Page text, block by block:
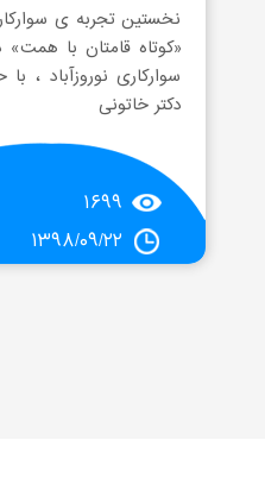
نخستین تجربه ی
«کوتاه قامتان با همت»
سوارکاری نوروزآباد ،
دکتر خاتونی
۱۶۹۹
۱۳۹۸/۰۹/۲۲